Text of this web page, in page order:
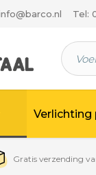
Tel:
Verlichting
Gratis verzending